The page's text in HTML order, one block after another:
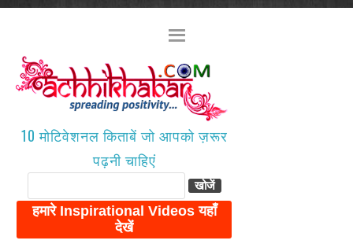
10 मोटिवेशनल किताबें जो आपको ज़रूर
पढ़नी चाहिएं